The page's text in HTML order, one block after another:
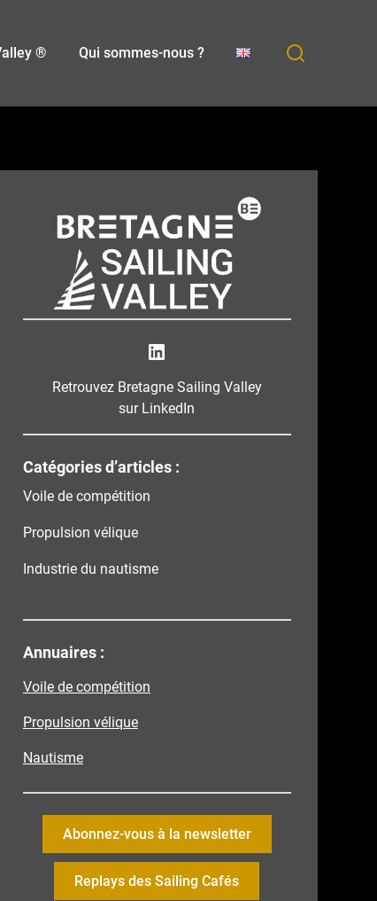
® Qui sommes-nous ?
Bretagne Sailing Valley
Retrouvez Bretagne Sailing Valley
sur LinkedIn
Catégories d’articles :
Voile de compétition
Propulsion vélique
Industrie du nautisme
Annuaires :
Voile de compétition
Propulsion vélique
Nautisme
Abonnez-vous à la newsletter
Replays des Sailing Cafés